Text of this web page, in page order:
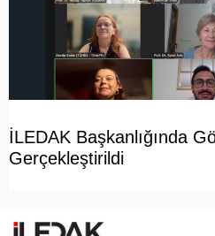
İLEDAK Başkanlığında
Gerçekleştirildi